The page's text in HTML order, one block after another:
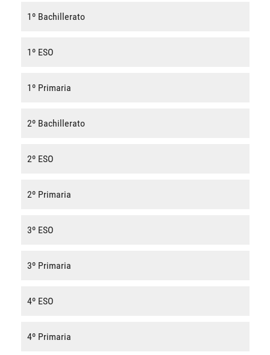
1º Bachillerato
1º ESO
1º Primaria
2º Bachillerato
2º ESO
2º Primaria
3º ESO
3º Primaria
4º ESO
4º Primaria